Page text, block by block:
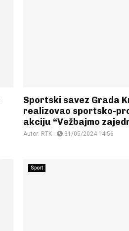
Sportski savez Grada
realizovao sportsko-
akciju “Vežbajmo
Autor: RTK 31/05/2024 14:56
Sport